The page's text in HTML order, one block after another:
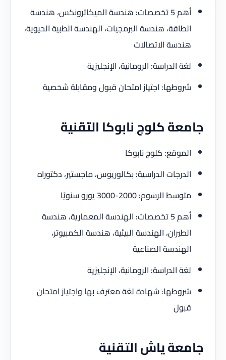
أهم 5 تخصصات: هندسة الميكاترونكس، هندسة
الطاقة، هندسة البرمجيات، الهندسة الطبية الحيوية،
هندسة الاتصالات
لغة الدراسة: الرومانية، الإنجليزية
شروطها: اجتياز امتحان قبول ومقابلة شخصية
جامعة كلوج نابوكا التقنية
الموقع: كلوج نابوكا
الدرجات الدراسية: بكالوريوس، ماجستير، دكتوراه
متوسط الرسوم: 2000-3000 يورو سنويًا
أهم 5 تخصصات: الهندسة المعمارية، هندسة
الطيران، الهندسة البيئية، هندسة الكمبيوتر،
الهندسة الصناعية
لغة الدراسة: الرومانية، الإنجليزية
شروطها: شهادة لغة معترف بها واجتياز امتحان
قبول
جامعة ياش التقنية